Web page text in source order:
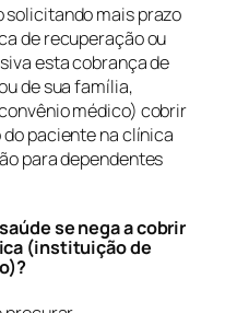
solicitando mais prazo
de recuperação ou
esta cobrança de
de sua família,
médico) cobrir
paciente na clínica
para dependentes
se nega a cobrir
(instituição de